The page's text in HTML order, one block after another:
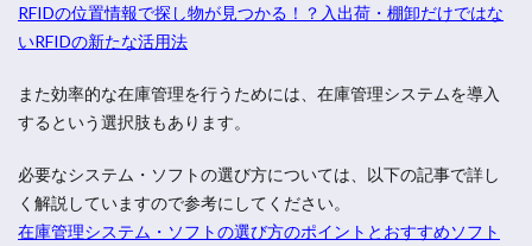
RFIDの位置情報で探し物が見つかる！？入出荷・棚卸だけではな
いRFIDの新たな活用法
また効率的な在庫管理を行うためには、在庫管理システムを導入
するという選択肢もあります。
必要なシステム・ソフトの選び方については、以下の記事で詳し
く解説していますので参考にしてください。
在庫管理システム・ソフトの選び方のポイントとおすすめソフト